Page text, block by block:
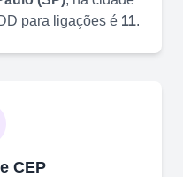
para ligações é 11.
CEP